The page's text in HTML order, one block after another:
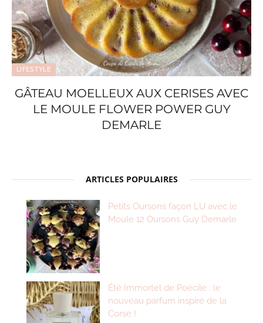
LIFESTYLE
GÂTEAU MOELLEUX AUX CERISES AVEC
LE MOULE FLOWER POWER GUY
DEMARLE
ARTICLES POPULAIRES
Petits Oursons façon LU avec le
Moule 12 Oursons Guy Demarle
Été Immortel de Poécile : le
nouveau parfum inspiré de la
Corse !